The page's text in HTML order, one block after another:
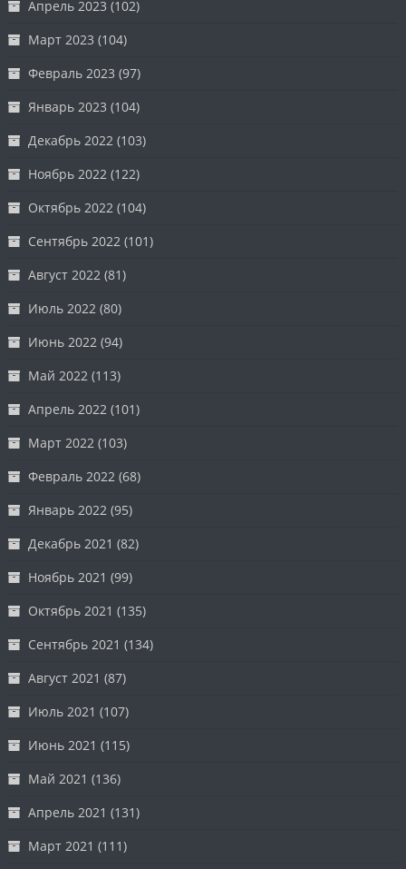
Апрель 2023 (102)
Март 2023 (104)
Февраль 2023 (97)
Январь 2023 (104)
Декабрь 2022 (103)
Ноябрь 2022 (122)
Октябрь 2022 (104)
Сентябрь 2022 (101)
Август 2022 (81)
Июль 2022 (80)
Июнь 2022 (94)
Май 2022 (113)
Апрель 2022 (101)
Март 2022 (103)
Февраль 2022 (68)
Январь 2022 (95)
Декабрь 2021 (82)
Ноябрь 2021 (99)
Октябрь 2021 (135)
Сентябрь 2021 (134)
Август 2021 (87)
Июль 2021 (107)
Июнь 2021 (115)
Май 2021 (136)
Апрель 2021 (131)
Март 2021 (111)